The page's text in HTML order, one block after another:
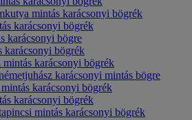
mintás karácsonyi bögrék
karácsonyi bögrék
karácsonyi bögre
karácsonyi bögrék
mintás karácsonyi bögrék
karácsonyi mintás bögre
karácsonyi bögrék
karácsonyi bögrék
mintás karácsonyi bögrék